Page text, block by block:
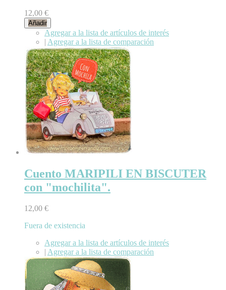
12,00 €
Añadir
Agregar a la lista de artículos de interés
| Agregar a la lista de comparación
Cuento MARIPILI EN BISCUTER
con "mochilita".
12,00 €
Fuera de existencia
Agregar a la lista de artículos de interés
| Agregar a la lista de comparación